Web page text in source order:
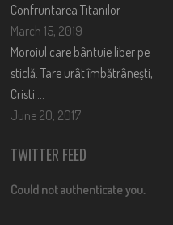
Confruntarea Titanilor
March 15, 2019
Moroiul care bântuie liber pe
sticlă. Tare urât îmbătrânești,
Cristi….
June 20, 2017
TWITTER FEED
Could not authenticate you.